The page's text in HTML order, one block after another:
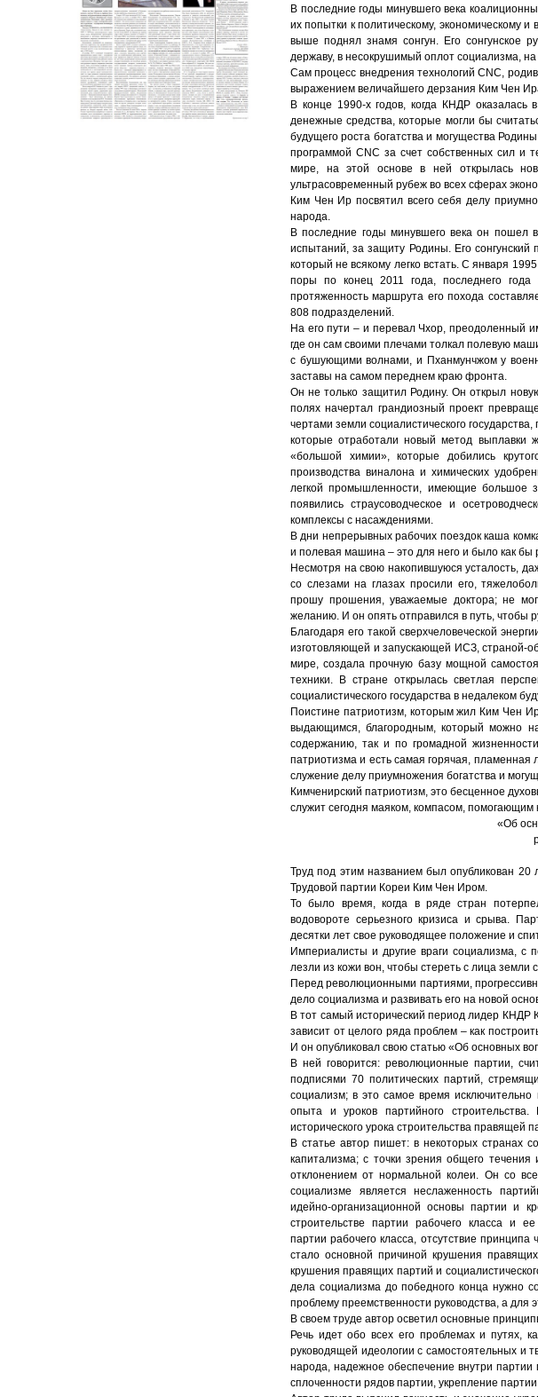
В последние годы минувшего века
их попытки к политическому, экономическому
выше поднял знамя сонгун. Его сонгунское
державу, в несокрушимый оплот социализма,
Сам процесс внедрения технологий СNC,
выражением величайшего дерзания Ким Чен
В конце 1990-х годов, когда КНДР
денежные средства, которые могли бы
будущего роста богатства и могущества
программой СNC за счет собственных сил и
мире, на этой основе в ней открылась
ультрасовременный рубеж во всех сферах
Ким Чен Ир посвятил всего себя делу
народа.
В последние годы минувшего века он пошел
испытаний, за защиту Родины. Его
который не всякому легко встать. С января
поры по конец 2011 года, последнего
протяженность маршрута его похода
808 подразделений.
На его пути – и перевал Чхор, преодоленный
где он сам своими плечами толкал полевую
с бушующими волнами, и Пханмунчжом у
заставы на самом переднем краю фронта.
Он не только защитил Родину. Он открыл
полях начертал грандиозный проект
чертами земли социалистического
которые отработали новый метод выплавки
«большой химии», которые добились
производства виналона и химических
легкой промышленности, имеющие большое
появились страусоводческое и
комплексы с насаждениями.
В дни непрерывных рабочих поездок каша
и полевая машина – это для него и было как бы
Несмотря на свою накопившуюся усталость,
со слезами на глазах просили его,
прошу прошения, уважаемые доктора; не
желанию. И он опять отправился в путь, чтобы
Благодаря его такой сверхчеловеческой
изготовляющей и запускающей ИСЗ, страной-
мире, создала прочную базу мощной
техники. В стране открылась светлая
социалистического государства в недалеком
Поистине патриотизм, которым жил Ким Чен
выдающимся, благородным, который можно
содержанию, так и по громадной
патриотизма и есть самая горячая, пламенная
служение делу приумножения богатства и
Кимченирский патриотизм, это бесценное
служит сегодня маяком, компасом,
«Об
Труд под этим названием был опубликован 20
Трудовой партии Кореи Ким Чен Иром.
То было время, когда в ряде стран
водовороте серьезного кризиса и срыва.
десятки лет свое руководящее положение и
Империалисты и другие враги социализма, с
лезли из кожи вон, чтобы стереть с лица земли
Перед революционными партиями,
дело социализма и развивать его на новой
В тот самый исторический период лидер КНДР
зависит от целого ряда проблем – как
И он опубликовал свою статью «Об основных
В ней говорится: революционные партии,
подписями 70 политических партий,
социализм; в это самое время
опыта и уроков партийного
исторического урока строительства правящей
В статье автор пишет: в некоторых странах
капитализма; с точки зрения общего
отклонением от нормальной колеи. Он со
социализме является неслаженность
идейно-организационной основы партии и
строительстве партии рабочего класса и
партии рабочего класса, отсутствие
стало основной причиной крушения
крушения правящих партий и
дела социализма до победного конца нужно
проблему преемственности руководства, а для
В своем труде автор осветил основные
Речь идет обо всех его проблемах и путях,
руководящей идеологии с самостоятельных и
народа, надежное обеспечение внутри
сплоченности рядов партии, укрепление